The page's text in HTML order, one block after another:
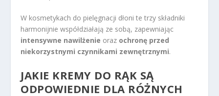
W kosmetykach do pielęgnacji dłoni te trzy składniki
harmonijnie współdziałają ze sobą, zapewniając
intensywne nawilżenie oraz ochronę przed
niekorzystnymi czynnikami zewnętrznymi.
JAKIE KREMY DO RĄK SĄ
ODPOWIEDNIE DLA RÓŻNYCH